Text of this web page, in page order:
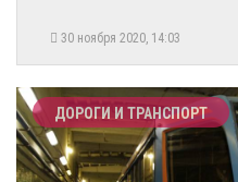
30 ноября 2020, 14:03
ДОРОГИ И ТРАНСПОРТ